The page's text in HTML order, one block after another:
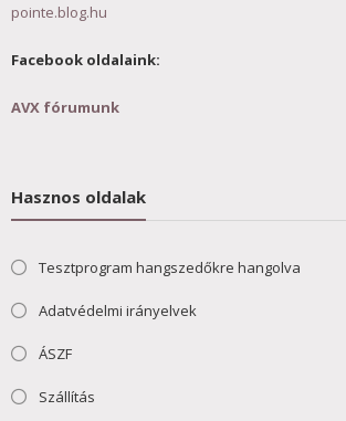
pointe.blog.hu
Facebook oldalaink:
AVX fórumunk
Hasznos oldalak
Tesztprogram hangszedőkre hangolva
Adatvédelmi irányelvek
ÁSZF
Szállítás